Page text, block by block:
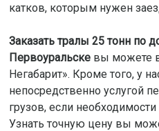
катков, которым нужен
Заказать тралы 25 тонн по
Первоуральскевы можете
Негабарит». Кроме того, у
непосредственно услугой
грузов, если
Узнать точную цену вы